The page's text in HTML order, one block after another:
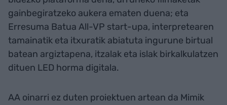
gainbegiratzeko aukera ematen duena; eta
Erresuma Batua All-VP start-upa, interpretearen
tamainatik eta itxuratik abiatuta ingurune birtual
batean argiztapena, itzalak eta islak birkalkulatzen
dituen LED horma digitala.
AA oinarri ez duten proiektuen artean da Mimik